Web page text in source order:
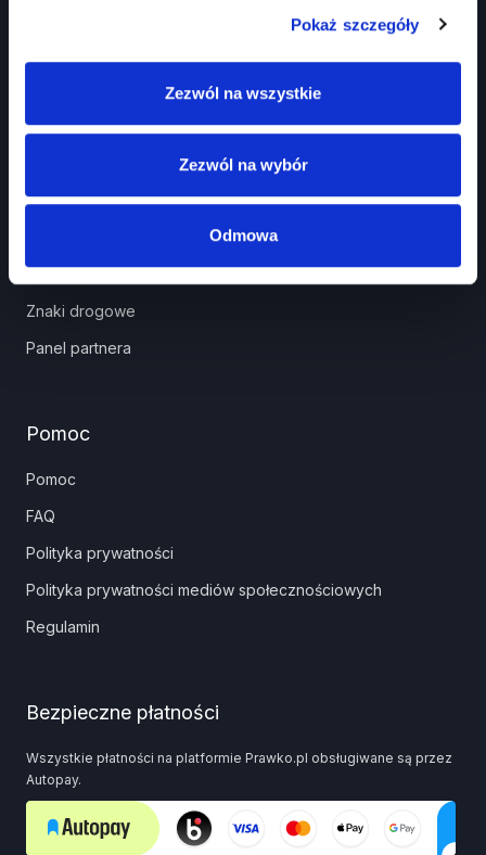
Pokaż szczegóły
Zezwól na wszystkie
Zezwól na wybór
Odmowa
Kurs Teorii Prawo Jazdy przez Internet?
Jakie dokumenty i wnioski potrzebujesz?
Znaki drogowe
Panel partnera
Pomoc
Pomoc
FAQ
Polityka prywatności
Polityka prywatności mediów społecznościowych
Regulamin
Bezpieczne płatności
Wszystkie płatności na platformie Prawko.pl obsługiwane są przez
Autopay.